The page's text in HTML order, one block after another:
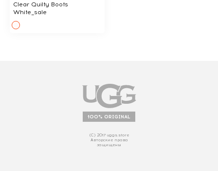
Clear Quilty Boots
White_sale
100% ORIGINAL
(С) 2017 uggs.store
Авторские права
защищены